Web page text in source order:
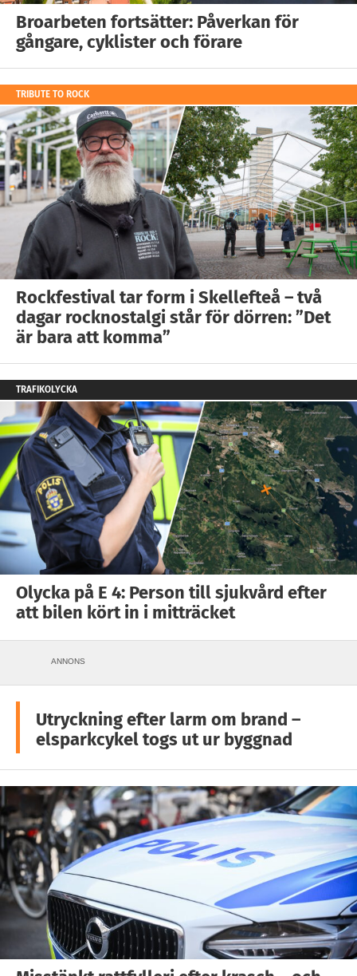
Broarbeten fortsätter: Påverkan för
gångare, cyklister och förare
TRIBUTE TO ROCK
Rockfestival tar form i Skellefteå – två
dagar rocknostalgi står för dörren: ”Det
är bara att komma”
TRAFIKOLYCKA
Olycka på E 4: Person till sjukvård efter
att bilen kört in i mitträcket
ANNONS
Utryckning efter larm om brand –
elsparkcykel togs ut ur byggnad